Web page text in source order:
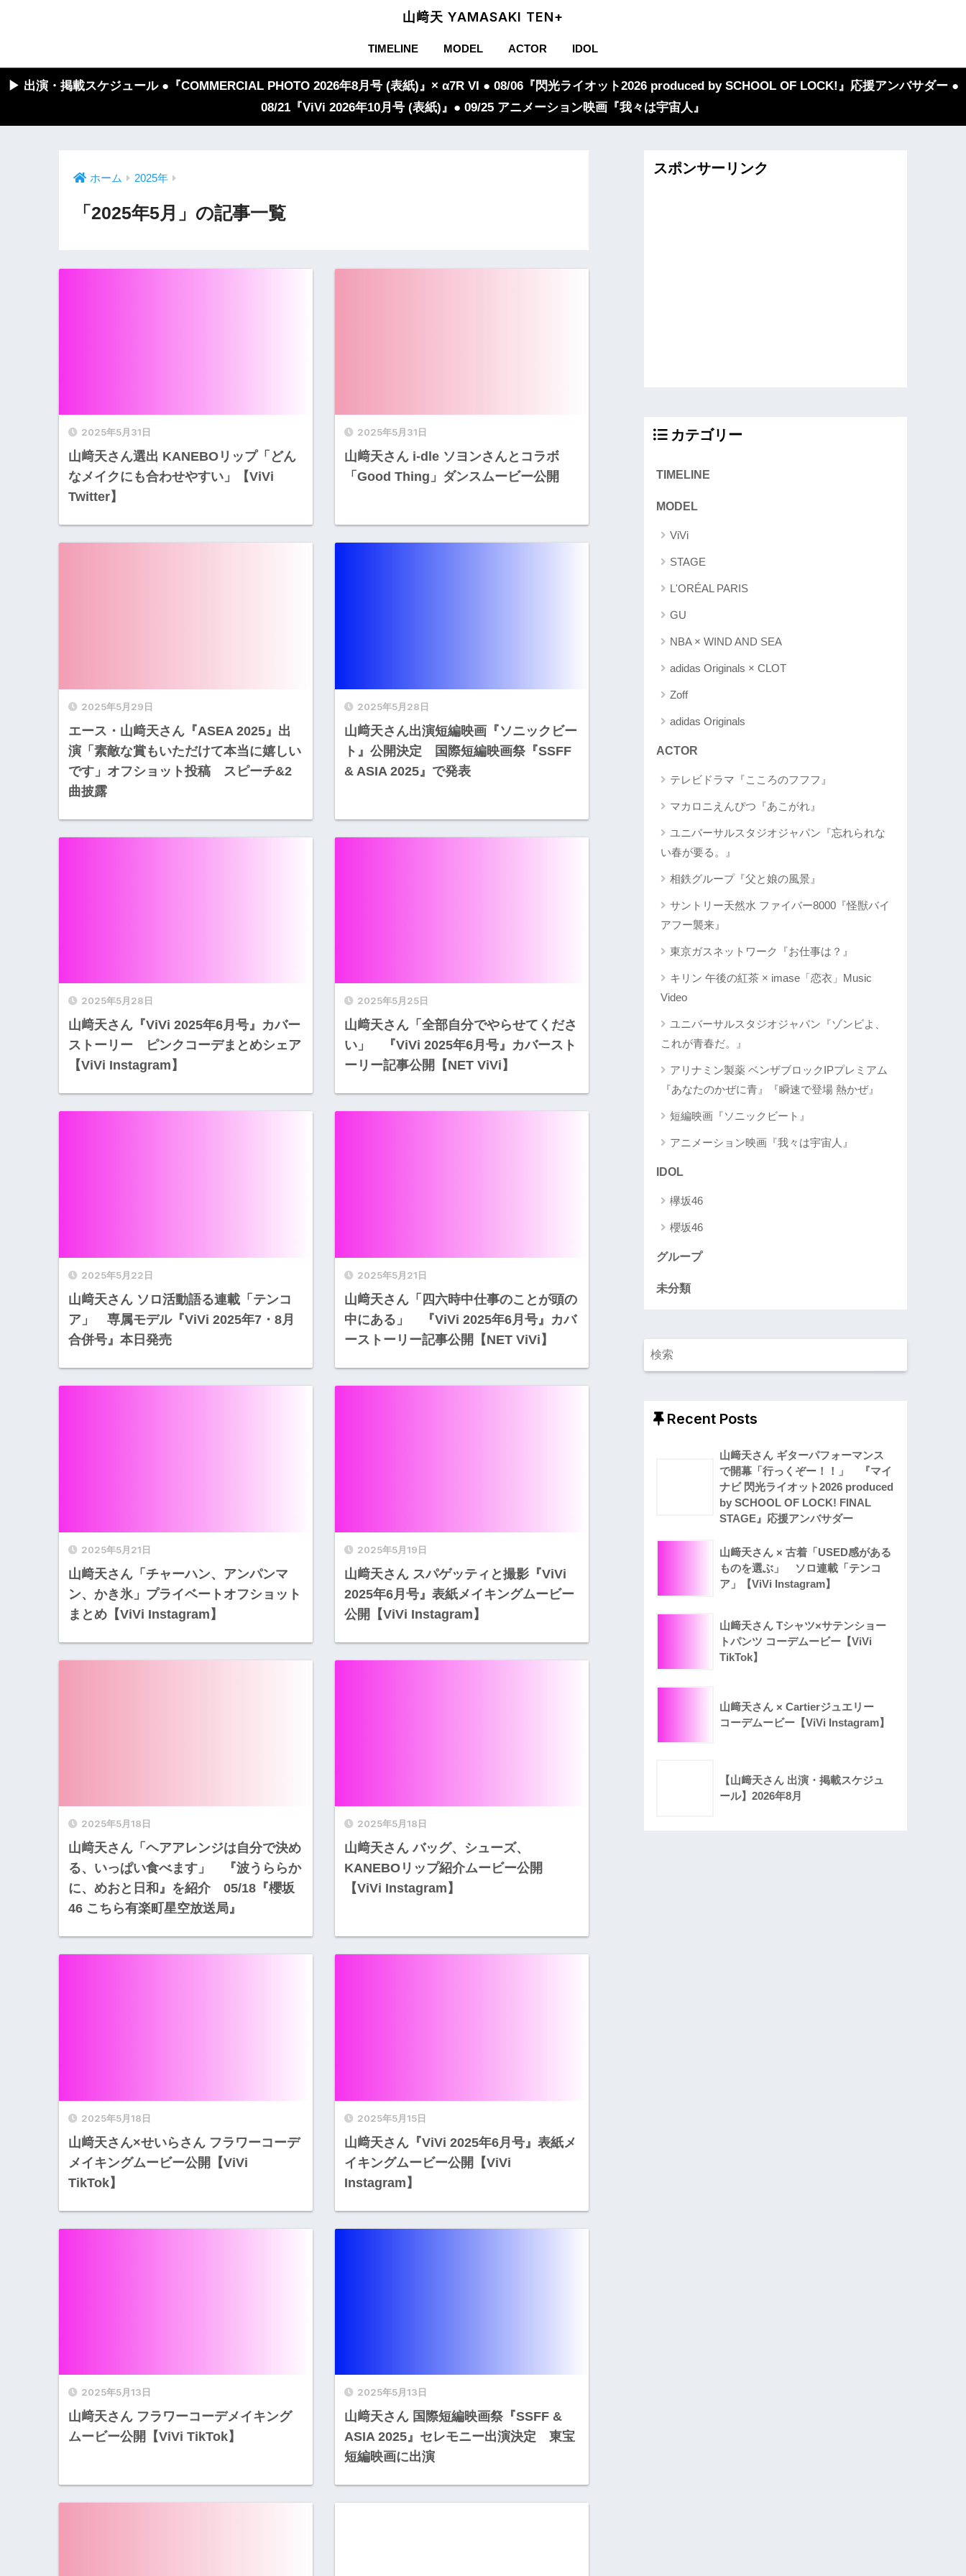
山﨑天 YAMASAKI TEN+
TIMELINE MODEL ACTOR IDOL
▶︎ 出演・掲載スケジュール ●『COMMERCIAL PHOTO 2026年8月号 (表紙)』× α7R VI ● 08/06『閃光ライオット2026 produced by SCHOOL OF LOCK!』応援アンバサダー ●
08/21『ViVi 2026年10月号 (表紙)』● 09/25 アニメーション映画『我々は宇宙人』
ホーム 2025年
「2025年5月」の記事一覧
2025年5月31日
山﨑天さん選出 KANEBOリップ「どん
なメイクにも合わせやすい」【ViVi
Twitter】
2025年5月31日
山﨑天さん i-dle ソヨンさんとコラボ
「Good Thing」ダンスムービー公開
2025年5月29日
エース・山﨑天さん『ASEA 2025』出
演「素敵な賞もいただけて本当に嬉しい
です」オフショット投稿 スピーチ&2
曲披露
2025年5月28日
山﨑天さん出演短編映画『ソニックビー
ト』公開決定 国際短編映画祭『SSFF
& ASIA 2025』で発表
2025年5月28日
山﨑天さん『ViVi 2025年6月号』カバー
ストーリー ピンクコーデまとめシェア
【ViVi Instagram】
2025年5月25日
山﨑天さん「全部自分でやらせてくださ
い」 『ViVi 2025年6月号』カバースト
ーリー記事公開【NET ViVi】
2025年5月22日
山﨑天さん ソロ活動語る連載「テンコ
ア」 専属モデル『ViVi 2025年7・8月
合併号』本日発売
2025年5月21日
山﨑天さん「四六時中仕事のことが頭の
中にある」 『ViVi 2025年6月号』カバ
ーストーリー記事公開【NET ViVi】
2025年5月21日
山﨑天さん「チャーハン、アンパンマ
ン、かき氷」プライベートオフショット
まとめ【ViVi Instagram】
2025年5月19日
山﨑天さん スパゲッティと撮影『ViVi
2025年6月号』表紙メイキングムービー
公開【ViVi Instagram】
2025年5月18日
山﨑天さん「ヘアアレンジは自分で決め
る、いっぱい食べます」 『波うららか
に、めおと日和』を紹介 05/18『櫻坂
46 こちら有楽町星空放送局』
2025年5月18日
山﨑天さん バッグ、シューズ、
KANEBOリップ紹介ムービー公開
【ViVi Instagram】
2025年5月18日
山﨑天さん×せいらさん フラワーコーデ
メイキングムービー公開【ViVi
TikTok】
2025年5月15日
山﨑天さん『ViVi 2025年6月号』表紙メ
イキングムービー公開【ViVi
Instagram】
2025年5月13日
山﨑天さん フラワーコーデメイキング
ムービー公開【ViVi TikTok】
2025年5月13日
山﨑天さん 国際短編映画祭『SSFF &
ASIA 2025』セレモニー出演決定 東宝
短編映画に出演
スポンサーリンク
カテゴリー
TIMELINE
MODEL
ViVi
STAGE
L'ORÉAL PARIS
GU
NBA × WIND AND SEA
adidas Originals × CLOT
Zoff
adidas Originals
ACTOR
テレビドラマ『こころのフフフ』
マカロニえんぴつ『あこがれ』
ユニバーサルスタジオジャパン『忘れられな
い春が要る。』
相鉄グループ『父と娘の風景』
サントリー天然水 ファイバー8000『怪獣バイ
アフー襲来』
東京ガスネットワーク『お仕事は？』
キリン 午後の紅茶 × imase「恋衣」Music
Video
ユニバーサルスタジオジャパン『ゾンビよ、
これが青春だ。』
アリナミン製薬 ベンザブロックIPプレミアム
『あなたのかぜに青』『瞬速で登場 熱かぜ』
短編映画『ソニックビート』
アニメーション映画『我々は宇宙人』
IDOL
欅坂46
櫻坂46
グループ
未分類
Recent Posts
山﨑天さん ギターパフォーマンス
で開幕「行っくぞー！！」 『マイ
ナビ 閃光ライオット2026 produced
by SCHOOL OF LOCK! FINAL
STAGE』応援アンバサダー
山﨑天さん × 古着「USED感がある
ものを選ぶ」 ソロ連載「テンコ
ア」【ViVi Instagram】
山﨑天さん Tシャツ×サテンショー
トパンツ コーデムービー【ViVi
TikTok】
山﨑天さん × Cartierジュエリー
コーデムービー【ViVi Instagram】
【山﨑天さん 出演・掲載スケジュ
ール】2026年8月